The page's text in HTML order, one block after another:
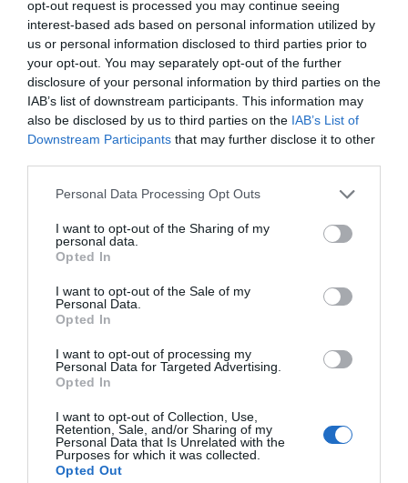
opt-out request is processed you may continue seeing
interest-based ads based on personal information utilized by
us or personal information disclosed to third parties prior to
your opt-out. You may separately opt-out of the further
disclosure of your personal information by third parties on the
IAB’s list of downstream participants. This information may
also be disclosed by us to third parties on the IAB’s List of
Downstream Participants that may further disclose it to other
Personal Data Processing Opt Outs
I want to opt-out of the Sharing of my
personal data.
Opted In
I want to opt-out of the Sale of my
Personal Data.
Opted In
I want to opt-out of processing my
Personal Data for Targeted Advertising.
Opted In
I want to opt-out of Collection, Use,
Retention, Sale, and/or Sharing of my
Personal Data that Is Unrelated with the
Purposes for which it was collected.
Opted Out
una emergencia. ¿Cuál es la clave del éxito?».
Hace dos años
Hace dos años el colectivo farmacéutico demostró su
compromiso y solidaridad con la recaudación de 27.000
euros que se destinaron a la rehabilitación de la UCI
pediátrica del Hospital Niño Jesús. El reto de la presente
participación solidaria de las empresas y profesionales
de Google de forma gratuita
Mantente informado con las últimas noticias de actualidad.
ACTIVAR AHORA
Farmamundi Infarma Solidario